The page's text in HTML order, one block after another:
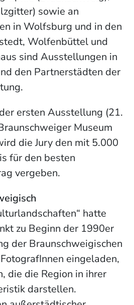
sowie an
in Wolfsburg und in den
Wolfenbüttel und
sind Ausstellungen in
den Partnerstädten der
ersten Ausstellung (21.
Museum
die Jury den mit 5.000
für den besten
vergeben.
hatte
zu Beginn der 1990er
der Braunschweigischen
eingeladen,
die die Region in ihrer
darstellen.